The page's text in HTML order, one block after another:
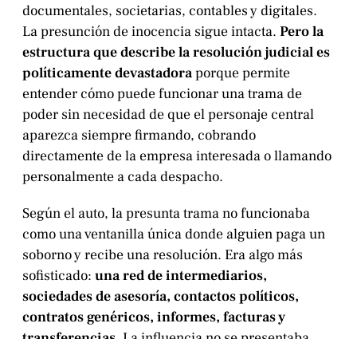
documentales, societarias, contables y digitales.
La presunción de inocencia sigue intacta. Pero la
estructura que describe la resolución judicial es
políticamente devastadoraporque permite
entender cómo puede funcionar una trama de
poder sin necesidad de que el personaje central
aparezca siempre firmando, cobrando
directamente de la empresa interesada o llamando
personalmente a cada despacho.
Según el auto, la presunta trama no funcionaba
como una ventanilla única donde alguien paga un
soborno y recibe una resolución. Era algo más
sofisticado: una red de intermediarios,
sociedades de asesoría, contactos políticos,
contratos genéricos, informes, facturas y